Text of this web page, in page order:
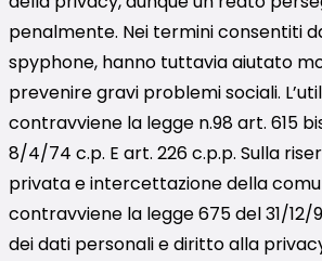
penalmente. Nei termini consentiti
spyphone, hanno tuttavia aiutato
prevenire gravi problemi sociali.
contravviene la legge n.98 art. 615
8/4/74 c.p. E art. 226 c.p.p. Sulla
privata e intercettazione della
contravviene la legge 675 del 31/
dei dati personali e diritto alla